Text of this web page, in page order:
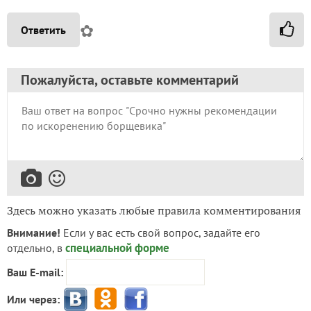
Ответить ✿
Пожалуйста, оставьте комментарий
Здесь можно указать любые правила комментирования
Внимание! Если у вас есть свой вопрос, задайте его
отдельно, в специальной форме
Ваш E-mail:
Или через: